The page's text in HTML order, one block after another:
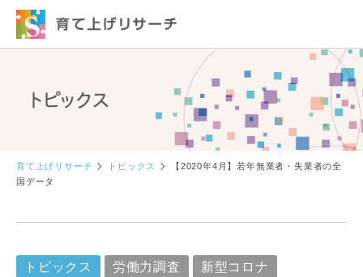
育て上げリサーチ トピックス
【2020年4月】若年無業者・失業者の全
国データ
トピックス 労働力調査 新型コロナ